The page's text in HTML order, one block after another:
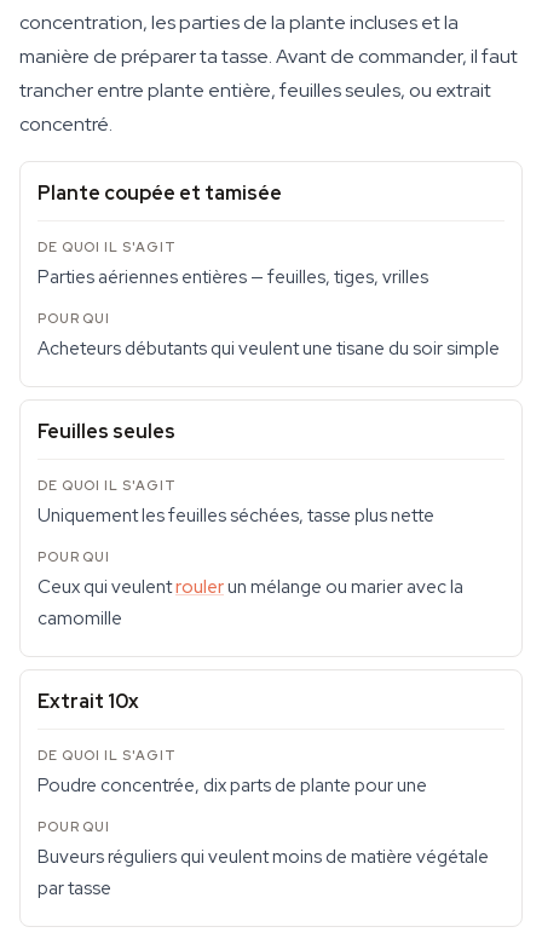
concentration, les parties de la plante incluses et la
manière de préparer ta tasse. Avant de commander, il faut
trancher entre plante entière, feuilles seules, ou extrait
concentré.
Plante coupée et tamisée
Parties aériennes entières — feuilles, tiges, vrilles
Acheteurs débutants qui veulent une tisane du soir simple
Feuilles seules
Uniquement les feuilles séchées, tasse plus nette
Ceux qui veulentroulerun mélange ou marier avec la
camomille
Extrait 10x
Poudre concentrée, dix parts de plante pour une
Buveurs réguliers qui veulent moins de matière végétale
par tasse